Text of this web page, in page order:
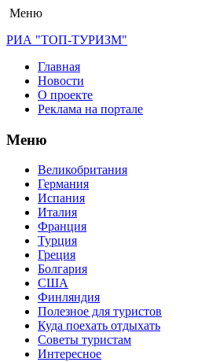
Меню
РИА "ТОП-ТУРИЗМ"
Главная
Новости
О проекте
Реклама на портале
Меню
Великобритания
Германия
Испания
Италия
Франция
Турция
Греция
Болгария
США
Финляндия
Полезное для туристов
Куда поехать отдыхать
Советы туристам
Интересное